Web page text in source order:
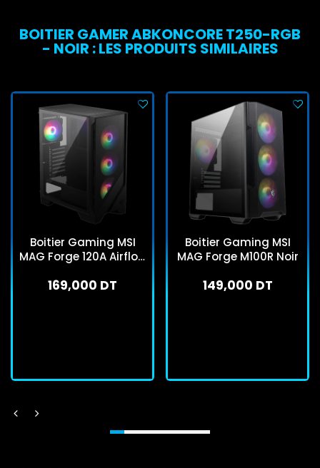
BOITIER GAMER ABKONCORE T250-RGB
- NOIR : LES PRODUITS SIMILAIRES
Boitier Gaming MSI
MAG Forge 120A Airflow
169,000 DT
Boitier Gaming MSI
MAG Forge M100R Noir
149,000 DT